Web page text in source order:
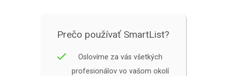
Prečo používať SmartList?
done
Oslovíme za vás všetkých
profesionálov vo vašom okolí